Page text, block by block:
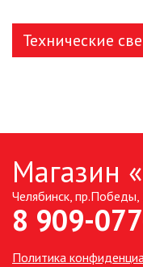
Технические
Магазин
Челябинск, пр.Победы,
8 909-
Политика